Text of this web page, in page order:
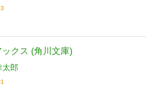
クス (角川文庫)
太郎